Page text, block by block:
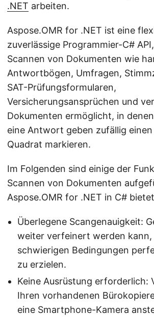
.NET arbeiten.
Aspose.OMR for .NET ist eine
zuverlässige Programmier-C#
Scannen von Dokumenten wie
Antwortbögen, Umfragen,
SAT-Prüfungsformularen,
Versicherungsansprüchen und
Dokumenten ermöglicht, in
eine Antwort geben zufällig
Quadrat markieren.
Im Folgenden sind einige der
Scannen von Dokumenten
Aspose.OMR for .NET in C#
Überlegene Scangenauigkeit:
weiter verfeinert werden kann,
schwierigen Bedingungen
zu erzielen.
Keine Ausrüstung erforderlich:
Ihren vorhandenen
eine Smartphone-Kamera